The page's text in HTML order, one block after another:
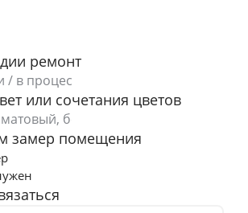
ремонт
или сочетания цветов
замер помещения